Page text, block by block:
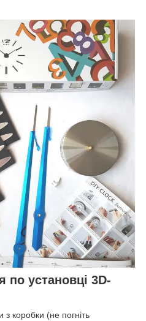
по установці 3D-
з коробки (не погніть